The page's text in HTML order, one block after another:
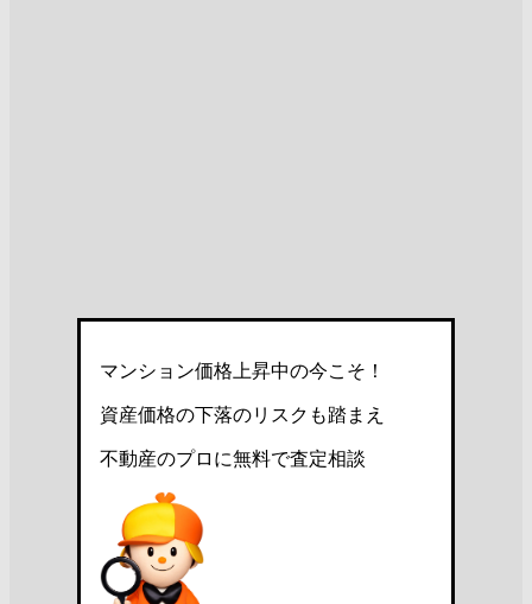
マンション価格上昇中の今こそ！
資産価格の下落のリスクも踏まえ
不動産のプロに無料で査定相談